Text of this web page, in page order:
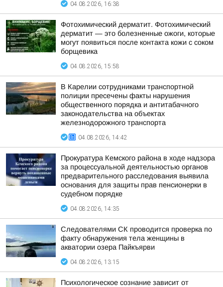
04.08.2026, 16:38
Фотохимический дерматит. Фотохимический
дерматит — это болезненные ожоги, которые
могут появиться после контакта кожи с соком
борщевика
04.08.2026, 15:58
В Карелии сотрудниками транспортной
полиции пресечены факты нарушения
общественного порядка и антитабачного
законодательства на объектах
железнодорожного транспорта
04.08.2026, 14:42
Прокуратура Кемского района в ходе надзора
за процессуальной деятельностью органов
предварительного расследования выявила
основания для защиты прав пенсионерки в
судебном порядке
04.08.2026, 14:35
Следователями СК проводится проверка по
факту обнаружения тела женщины в
акватории озера Пайкъярви
04.08.2026, 13:15
Психологическое сознание зависит от